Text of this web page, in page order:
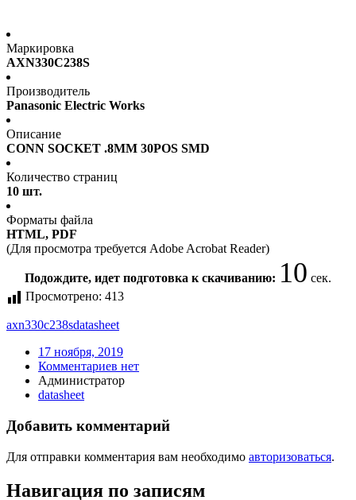
Маркировка
AXN330C238S
Производитель
Panasonic Electric Works
Описание
CONN SOCKET .8MM 30POS SMD
Количество страниц
10 шт.
Форматы файла
HTML, PDF
(Для просмотра требуется Adobe Acrobat Reader)
Подождите, идет подготовка к скачиванию: 10 сек.
Просмотрено: 413
axn330c238sdatasheet
17 ноября, 2019
Комментариев нет
Администратор
datasheet
Добавить комментарий
Для отправки комментария вам необходимо авторизоваться.
Навигация по записям